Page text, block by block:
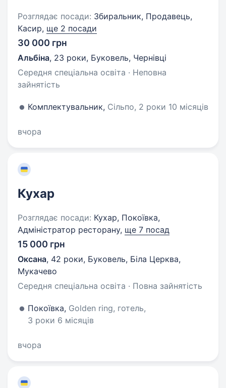
Розглядає посади: Збиральник, Продавець,
Касир, ще 2 посади
30 000 грн
Альбіна, 23 роки, Буковель, Чернівці
Середня спеціальна освіта · Неповна
зайнятість
Комплектувальник, Сільпо, 2 роки 10 місяців
вчора
Кухар
Розглядає посади: Кухар, Покоївка,
Адміністратор ресторану, ще 7 посад
15 000 грн
Оксана, 42 роки, Буковель, Біла Церква,
Мукачево
Середня спеціальна освіта · Повна зайнятість
Покоївка, Golden ring, готель,
3 роки 6 місяців
вчора